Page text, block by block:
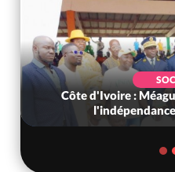
Côte d'Ivoire :